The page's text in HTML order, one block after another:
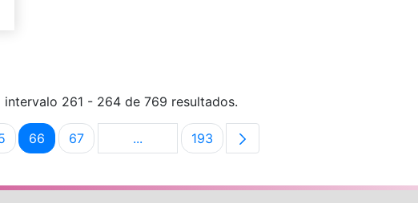
intervalo 261 - 264 de 769 resultados.
Use TAB para desplazarse.
Página
66 Página
67 ...Páginas intermedias Use TAB para desplazarse.
Página
193